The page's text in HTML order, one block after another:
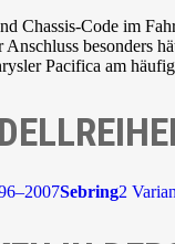
Chassis-Code im
besonders
Pacifica am
Sebring2